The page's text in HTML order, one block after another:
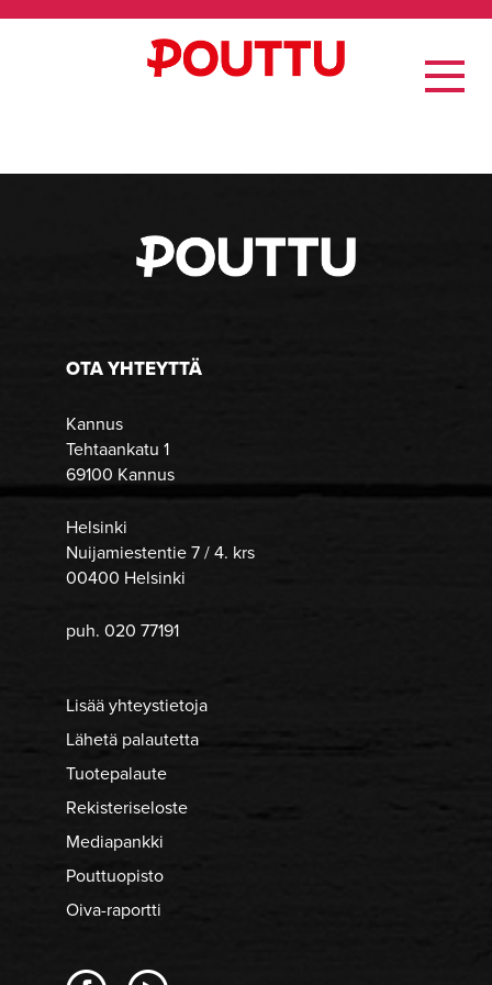
OTA YHTEYTTÄ
Kannus
Tehtaankatu 1
69100 Kannus
Helsinki
Nuijamiestentie 7 / 4. krs
00400 Helsinki
puh. 020 77191
Lisää yhteystietoja
Lähetä palautetta
Tuotepalaute
Rekisteriseloste
Mediapankki
Pouttuopisto
Oiva-raportti